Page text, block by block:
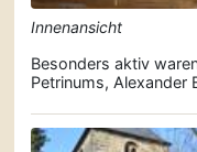
Innenansicht
Besonders aktiv
Petrinums, Alexander